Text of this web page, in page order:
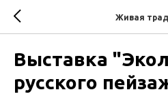
Живая
Выставка
русского